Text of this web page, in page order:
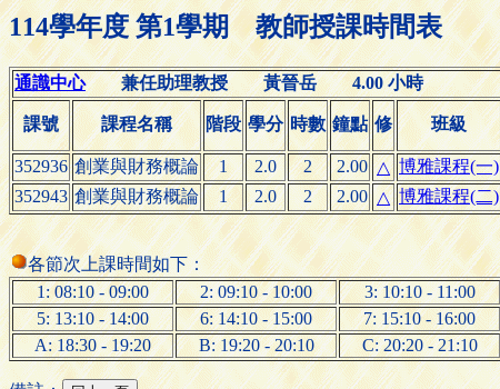
114學年度 第1學期 教師授課時間表
通識中心兼任助理教授 黃晉岳 4.00 小時
課號 課程名稱 階段 學分 時數 鐘點 修 班級
352936 創業與財務概論 1 2.0 2 2.00 △ 博雅課程(一)
352943 創業與財務概論 1 2.0 2 2.00 △ 博雅課程(二)
各節次上課時間如下：
1: 08:10 - 09:00
2: 09:10 - 10:00 3: 10:10 - 11:00
5: 13:10 - 14:00
6: 14:10 - 15:00 7: 15:10 - 16:00
A: 18:30 - 19:20
B: 19:20 - 20:10 C: 20:20 - 21:10